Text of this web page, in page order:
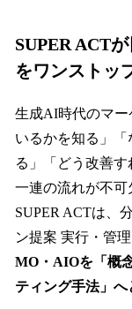
SUPER ACT
をワンストッ
生成AI時代のマ
いるかを知る」
る」「どう改善
一連の流れが不可
SUPER ACTは、
ン提案 実行・管
MO・AIOを「概
ティング手法」へ